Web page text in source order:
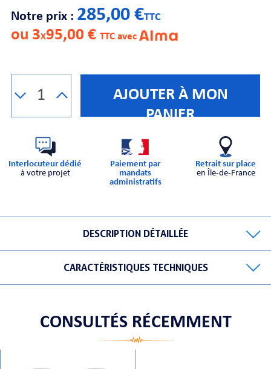
Notre prix : 285,00 €TTC
ou 3X95,00 € TTC avec
AJOUTER À MON
PANIER
Interlocuteur dédié
à votre projet
Paiement par
mandats
administratifs
Retrait sur place
en Île-de-France
DESCRIPTION DÉTAILLÉE
CARACTÉRISTIQUES TECHNIQUES
CONSULTÉS RÉCEMMENT